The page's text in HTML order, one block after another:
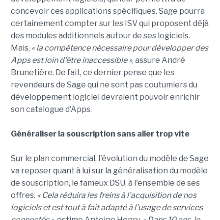
concevoir ces applications spécifiques. Sage pourra
certainement compter sur les ISV qui proposent déjà
des modules additionnels autour de ses logiciels.
Mais, « la compétence nécessaire pour développer des
Apps est loin d'être inaccessible », assure André
Brunetière. De fait, ce dernier pense que les
revendeurs de Sage qui ne sont pas coutumiers du
développement logiciel devraient pouvoir enrichir
son catalogue d'Apps.
Généraliser la souscription sans aller trop vite
Sur le plan commercial, l'évolution du modèle de Sage
va reposer quant à lui sur la généralisation du modèle
de souscription, le fameux DSU, à l'ensemble de ses
offres. « Cela réduira les freins à l'acquisition de nos
logiciels et est tout à fait adapté à l'usage de services